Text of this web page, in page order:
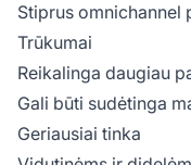
Stiprus omnichannel
Trūkumai
Reikalinga daugiau
Gali būti sudėtinga
Geriausiai tinka